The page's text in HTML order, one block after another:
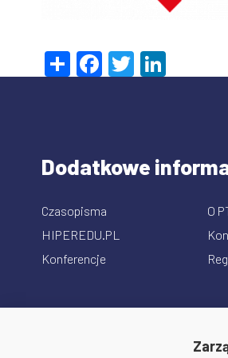
ShareFacebook
Twitter
Dodatkowe
Czasopisma
HIPEREDU.PL
Konferencje
O